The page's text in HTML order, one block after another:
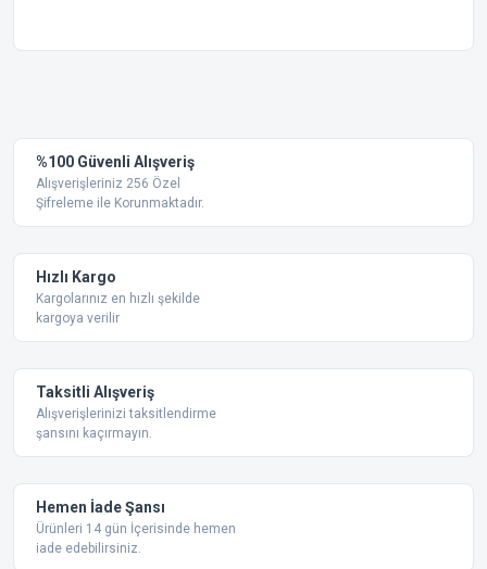
Ürün resmi kalitesiz, bozuk veya görüntülenemiyor.
Ürün açıklamasında eksik bilgiler bulunuyor.
Bu ürüne benzer farklı alternatifler olmalı.
%100 Güvenli Alışveriş
Alışverişleriniz 256 Özel
Şifreleme ile Korunmaktadır.
Hızlı Kargo
Kargolarınız en hızlı şekilde
kargoya verilir
Taksitli Alışveriş
Alışverişlerinizi taksitlendirme
şansını kaçırmayın.
Hemen İade Şansı
Ürünleri 14 gün İçerisinde hemen
iade edebilirsiniz.